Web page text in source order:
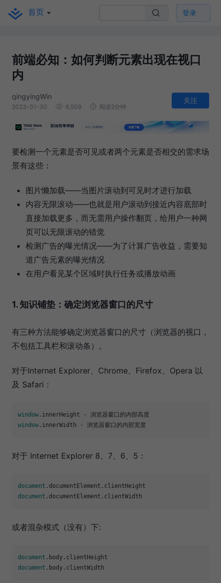
首页 登录
前端必知：如何判断元素出现在视口
内
qingyingWin
2023-01-30 6,509 阅读2分钟
关注
要检测一个元素是否可见或者两个元素是否相交的需求场
景有这些：
图片懒加载——当图片滚动到可见时才进行加载
内容无限滚动——也就是用户滚动到接近内容底部时
直接加载更多，而无需用户操作翻页，给用户一种网
页可以无限滚动的错觉
检测广告的曝光情况——为了计算广告收益，需要知
道广告元素的曝光情况
在用户看见某个区域时执行任务或播放动画
1. 知识铺垫：确定浏览器窗口的尺寸
有三种方法能够确定浏览器窗口的尺寸（浏览器的视口，
不包括工具栏和滚动条）。
对于Internet Explorer、Chrome、Firefox、Opera 以
及 Safari：
window . innerHeight
window . innerWidth
对于 Internet Explorer 8、7、6、5：
document . documentElement . clientHeight
document . documentElement . clientWidth
或者混杂模式（没有）下:
document . body . clientHeight
document . body . clientWidth